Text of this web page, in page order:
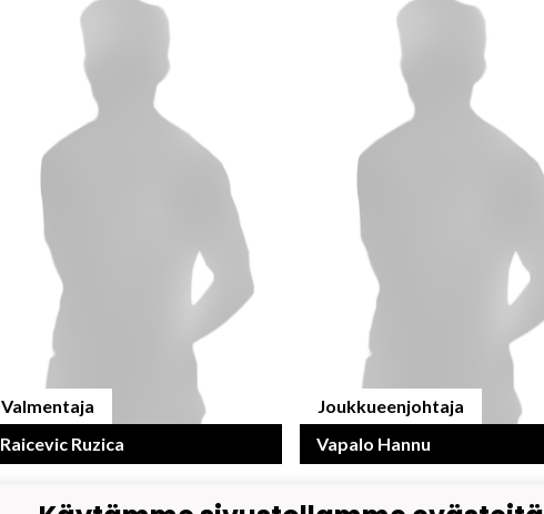
Valmentaja
Raicevic Ruzica
Joukkueenjohtaja
Vapalo Hannu